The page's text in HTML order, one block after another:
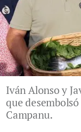
Iván Alonso y
que
Campanu.